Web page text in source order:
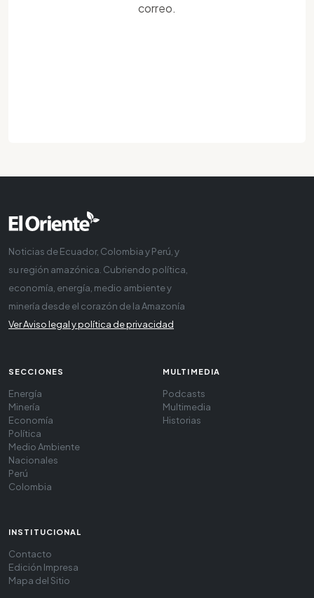
correo.
Noticias de Ecuador, Colombia y Perú, y
su región amazónica. Cubriendo política,
economía, energía, medio ambiente y
minería desde el corazón de la Amazonía
Ver Aviso legal y política de privacidad
SECCIONES
Energía
Minería
Economía
Política
Medio Ambiente
Nacionales
Perú
Colombia
MULTIMEDIA
Podcasts
Multimedia
Historias
INSTITUCIONAL
Contacto
Edición Impresa
Mapa del Sitio